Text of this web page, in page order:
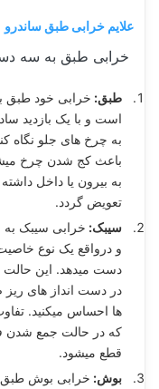
علایم خرابی طبق ساندرو
خرابی طبق به سه
طبق: خرابی خود طبق
است و با یک بازدید
به چرخ های جلو نگاه
باعث کج شدن چرخ
به بیرون یا داخل
تعویض گردد.
سیبک: خرابی سیبک
و درواقع یک نوع
دست میدهد. این
در دست انداز های
ها احساس میکنید.
که در حالت جمع شدن
قطع میشود.
بوش: خرابی بوش